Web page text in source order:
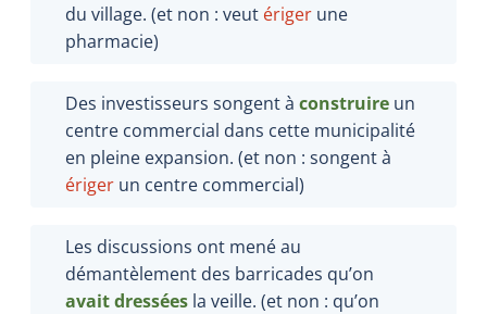
du village. (et non : veut ériger une
pharmacie)
Des investisseurs songent à construire un
centre commercial dans cette municipalité
en pleine expansion. (et non : songent à
ériger un centre commercial)
Les discussions ont mené au
démantèlement des barricades qu’on
avait dressées la veille. (et non : qu’on